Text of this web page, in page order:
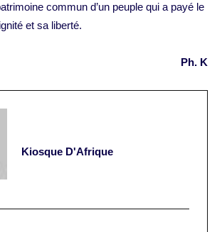
commun d’un peuple qui a payé le
et sa liberté.
Ph. K
Kiosque D'Afrique